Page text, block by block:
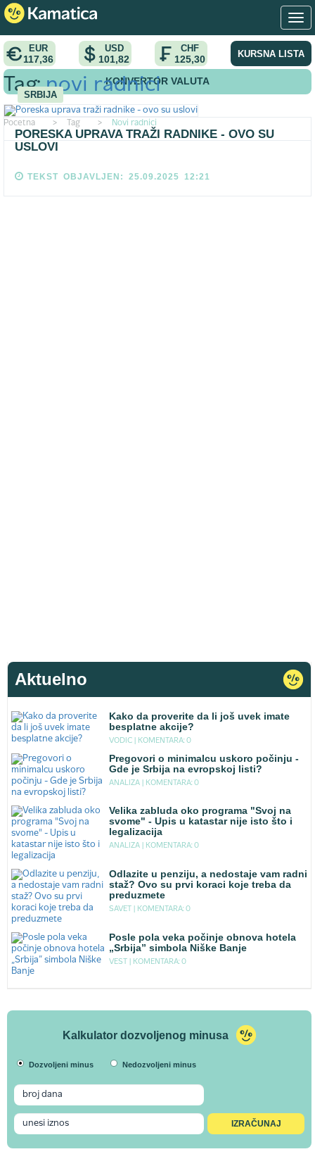
EUR
117,36
USD
101,82
CHF
125,30 KURSNA LISTA
KONVERTOR VALUTA
Pocetna > Tag > Novi radnici
Tag:novi radnici
SRBIJA
PORESKA UPRAVA TRAŽI RADNIKE - OVO SU
USLOVI
TEKST OBJAVLJEN: 25.09.2025 12:21
Aktuelno
Kako da proverite da li još uvek imate
besplatne akcije?
VODIC | KOMENTARA: 0
Pregovori o minimalcu uskoro počinju -
Gde je Srbija na evropskoj listi?
ANALIZA | KOMENTARA: 0
Velika zabluda oko programa "Svoj na
svome" - Upis u katastar nije isto što i
legalizacija
ANALIZA | KOMENTARA: 0
Odlazite u penziju, a nedostaje vam radni
staž? Ovo su prvi koraci koje treba da
preduzmete
SAVET | KOMENTARA: 0
Posle pola veka počinje obnova hotela
„Srbija” simbola Niške Banje
VEST | KOMENTARA: 0
Kalkulator dozvoljenog minusa
Dozvoljeni minus Nedozvoljeni minus